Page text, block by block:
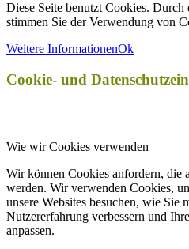
Diese Seite benutzt Cookies.
stimmen Sie der Verwendung von
Weitere InformationenOk
Cookie- und
Wie wir Cookies verwenden
Wir können Cookies anfordern, die
werden. Wir verwenden Cookies,
unsere Websites besuchen, wie Sie
Nutzererfahrung verbessern und
anpassen.